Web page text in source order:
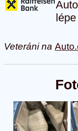
Veteráni na